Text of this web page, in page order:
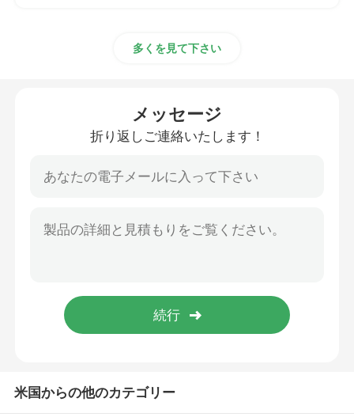
多くを見て下さい
メッセージ
折り返しご連絡いたします！
米国からの他のカテゴリー